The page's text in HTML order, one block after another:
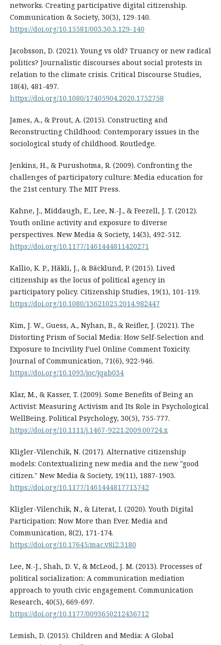
networks. Creating participative digital citizenship.
Communication & Society, 30(3), 129-140.
https://doi.org/10.15581/003.30.3.129-140
Jacobsson, D. (2021). Young vs old? Truancy or new radical
politics? Journalistic discourses about social protests in
relation to the climate crisis. Critical Discourse Studies,
18(4), 481-497.
https://doi.org/10.1080/17405904.2020.1752758
James, A., & Prout, A. (2015). Constructing and
Reconstructing Childhood: Contemporary issues in the
sociological study of childhood. Routledge.
Jenkins, H., & Purushotma, R. (2009). Confronting the
challenges of participatory culture: Media education for
the 21st century. The MIT Press.
Kahne, J., Middaugh, E., Lee, N.-J., & Feezell, J. T. (2012).
Youth online activity and exposure to diverse
perspectives. New Media & Society, 14(3), 492-512.
https://doi.org/10.1177/1461444811420271
Kallio, K. P., Häkli, J., & Bäcklund, P. (2015). Lived
citizenship as the locus of political agency in
participatory policy. Citizenship Studies, 19(1), 101-119.
https://doi.org/10.1080/13621025.2014.982447
Kim, J. W., Guess, A., Nyhan, B., & Reifler, J. (2021). The
Distorting Prism of Social Media: How Self-Selection and
Exposure to Incivility Fuel Online Comment Toxicity.
Journal of Communication, 71(6), 922-946.
https://doi.org/10.1093/joc/jqab034
Klar, M., & Kasser, T. (2009). Some Benefits of Being an
Activist: Measuring Activism and Its Role in Psychological
WellBeing. Political Psychology, 30(5), 755-777.
https://doi.org/10.1111/j.1467-9221.2009.00724.x
Kligler-Vilenchik, N. (2017). Alternative citizenship
models: Contextualizing new media and the new "good
citizen." New Media & Society, 19(11), 1887-1903.
https://doi.org/10.1177/1461444817713742
Kligler-Vilenchik, N., & Literat, I. (2020). Youth Digital
Participation: Now More than Ever. Media and
Communication, 8(2), 171-174.
https://doi.org/10.17645/mac.v8i2.3180
Lee, N.-J., Shah, D. V., & McLeod, J. M. (2013). Processes of
political socialization: A communication mediation
approach to youth civic engagement. Communication
Research, 40(5), 669-697.
https://doi.org/10.1177/0093650212436712
Lemish, D. (2015). Children and Media: A Global